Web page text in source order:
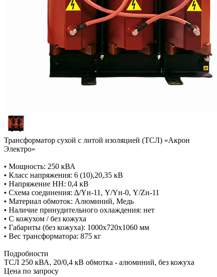
Трансформатор сухой с литой изоляцией (ТСЛ) «Акрон
Электро»
• Мощность: 250 кВА
• Класс напряжения: 6 (10),20,35 кВ
• Напряжение НН: 0,4 кВ
• Схема соединения: Δ/Yн-11, Y/Yн-0, Y/Zн-11
• Материал обмоток: Алюминий, Медь
• Наличие принудительного охлаждения: нет
• С кожухом / без кожуха
• Габариты (без кожуха): 1000х720х1060 мм
• Вес трансформатора: 875 кг
Подробности
ТСЛ 250 кВА, 20/0,4 кВ обмотка - алюминий, без кожуха
Цена по запросу